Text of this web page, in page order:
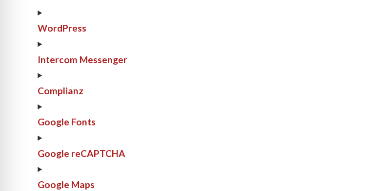
WordPress
Intercom Messenger
Complianz
Google Fonts
Google reCAPTCHA
Google Maps